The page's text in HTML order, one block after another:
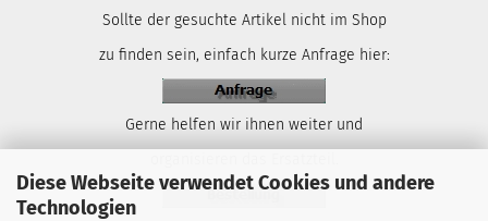
Diese Webseite verwendet Cookies und andere
Technologien
Sollte der gesuchte Artikel nicht im Shop
zu finden sein, einfach kurze Anfrage hier:
Gerne helfen wir ihnen weiter und